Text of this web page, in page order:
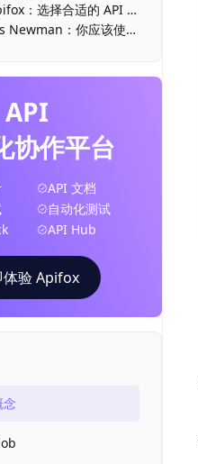
：选择合适的 API 开
Newman：你应该使用
API
协作平台
API 文档
自动化测试
API Hub
体验 Apifox